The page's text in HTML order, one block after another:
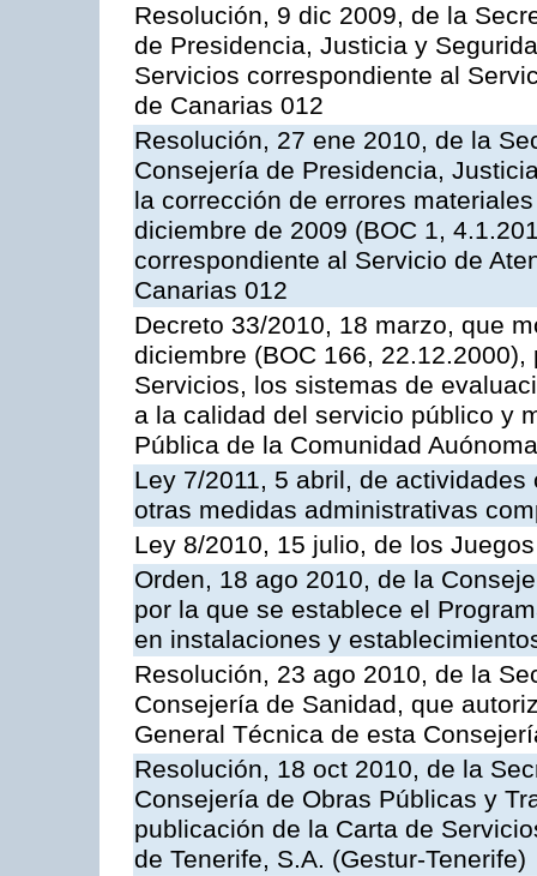
Resolución, 9 dic 2009, de la
de Presidencia, Justicia y
Servicios correspondiente al
de Canarias 012
Resolución, 27 ene 2010, de la
Consejería de Presidencia,
la corrección de errores
diciembre de 2009 (BOC 1,
correspondiente al Servicio de
Canarias 012
Decreto 33/2010, 18 marzo, que
diciembre (BOC 166,
Servicios, los sistemas de
a la calidad del servicio público y
Pública de la Comunidad
Ley 7/2011, 5 abril, de
otras medidas administrativas
Ley 8/2010, 15 julio, de los
Orden, 18 ago 2010, de la
por la que se establece el
en instalaciones y
Resolución, 23 ago 2010, de la
Consejería de Sanidad, que
General Técnica de esta
Resolución, 18 oct 2010, de la
Consejería de Obras Públicas y
publicación de la Carta de
de Tenerife, S.A. (Gestur-Tenerife)